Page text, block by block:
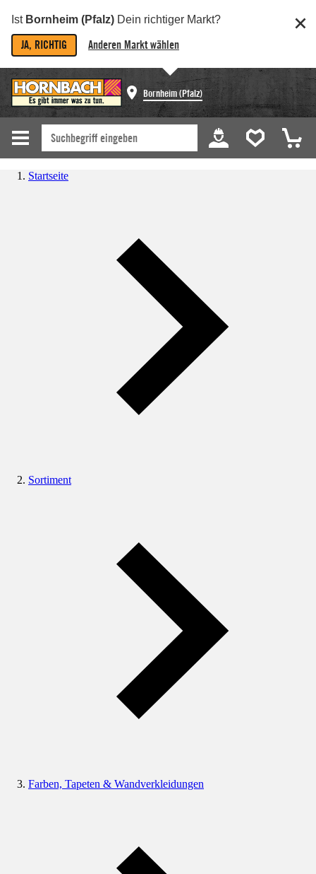
Ist Bornheim (Pfalz) Dein richtiger Markt?
JA, RICHTIG Anderen Markt wählen
Bornheim (Pfalz)
Startseite
Sortiment
Farben, Tapeten & Wandverkleidungen